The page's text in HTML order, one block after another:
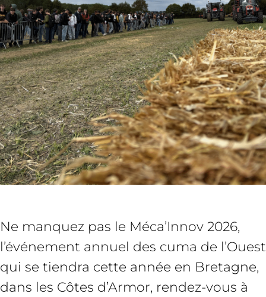
Ne manquez pas le Méca’Innov 2026,
l’événement annuel des cuma de l’Ouest
qui se tiendra cette année en Bretagne,
dans les Côtes d’Armor, rendez-vous à